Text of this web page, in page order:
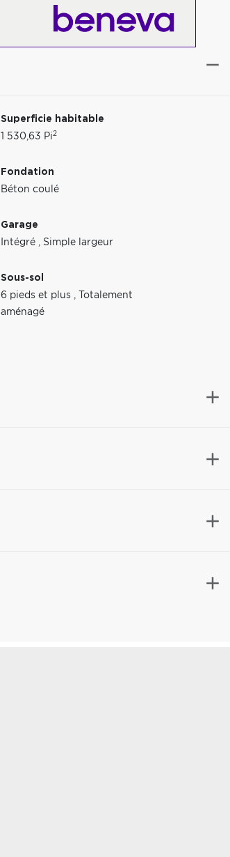
Superficie habitable
1 530,63 Pi2
Fondation
Béton coulé
Garage
Intégré , Simple largeur
Sous-sol
6 pieds et plus ,
Totalement
aménagé